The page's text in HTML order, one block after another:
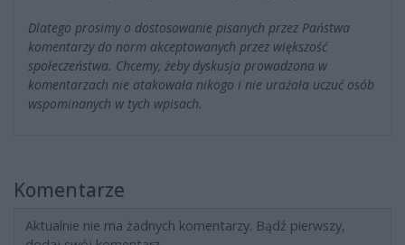
Dlatego prosimy o dostosowanie pisanych przez Państwa
komentarzy do norm akceptowanych przez większość
społeczeństwa. Chcemy, żeby dyskusja prowadzona w
komentarzach nie atakowała nikogo i nie urażała uczuć osób
wspominanych w tych wpisach.
Komentarze
Aktualnie nie ma żadnych komentarzy. Bądź pierwszy,